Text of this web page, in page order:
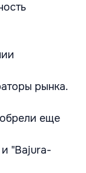
рынка.
еще
"Bajura-